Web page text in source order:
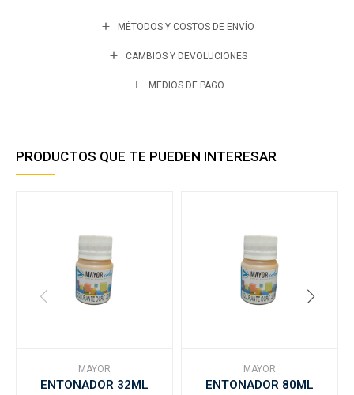
MÉTODOS Y COSTOS DE ENVÍO
CAMBIOS Y DEVOLUCIONES
MEDIOS DE PAGO
PRODUCTOS QUE TE PUEDEN INTERESAR
MAYOR
ENTONADOR 32ML
MAYOR
ENTONADOR 80ML